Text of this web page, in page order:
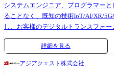
システムエンジニア、プログラマー
ることなく、既知の技術IoT/AI/XR/
し、お客様のデジタルトランスフォー
す。 当社では技術×コンサルを強みにDX/プロダクト・サービス開
発/SaaS開発案件を、直接大手企業や
詳細を見る
アジアクエスト株式会社